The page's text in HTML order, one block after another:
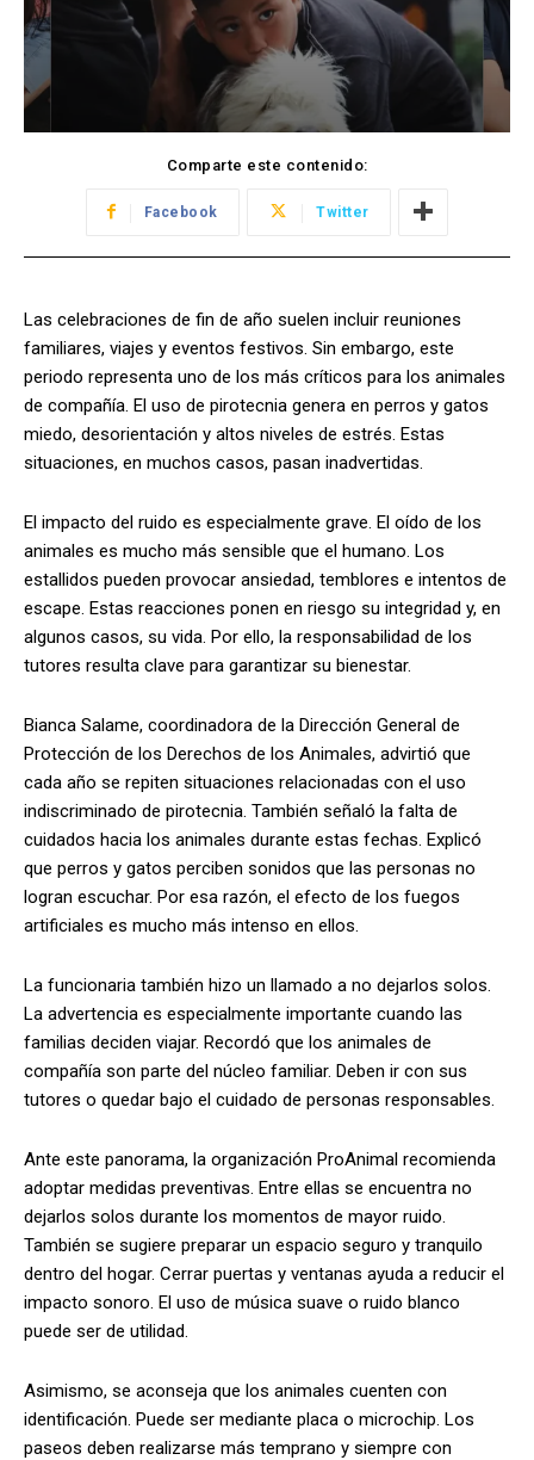
Comparte este contenido:
Facebook Twitter
Las celebraciones de fin de año suelen incluir reuniones
familiares, viajes y eventos festivos. Sin embargo, este
periodo representa uno de los más críticos para los animales
de compañía. El uso de pirotecnia genera en perros y gatos
miedo, desorientación y altos niveles de estrés. Estas
situaciones, en muchos casos, pasan inadvertidas.
El impacto del ruido es especialmente grave. El oído de los
animales es mucho más sensible que el humano. Los
estallidos pueden provocar ansiedad, temblores e intentos de
escape. Estas reacciones ponen en riesgo su integridad y, en
algunos casos, su vida. Por ello, la responsabilidad de los
tutores resulta clave para garantizar su bienestar.
Bianca Salame, coordinadora de la Dirección General de
Protección de los Derechos de los Animales, advirtió que
cada año se repiten situaciones relacionadas con el uso
indiscriminado de pirotecnia. También señaló la falta de
cuidados hacia los animales durante estas fechas. Explicó
que perros y gatos perciben sonidos que las personas no
logran escuchar. Por esa razón, el efecto de los fuegos
artificiales es mucho más intenso en ellos.
La funcionaria también hizo un llamado a no dejarlos solos.
La advertencia es especialmente importante cuando las
familias deciden viajar. Recordó que los animales de
compañía son parte del núcleo familiar. Deben ir con sus
tutores o quedar bajo el cuidado de personas responsables.
Ante este panorama, la organización ProAnimal recomienda
adoptar medidas preventivas. Entre ellas se encuentra no
dejarlos solos durante los momentos de mayor ruido.
También se sugiere preparar un espacio seguro y tranquilo
dentro del hogar. Cerrar puertas y ventanas ayuda a reducir el
impacto sonoro. El uso de música suave o ruido blanco
puede ser de utilidad.
Asimismo, se aconseja que los animales cuenten con
identificación. Puede ser mediante placa o microchip. Los
paseos deben realizarse más temprano y siempre con